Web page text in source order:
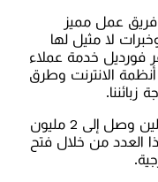
فريق عمل مميز
لا مثيل لها
فورديل خدمة عملاء
الانترنت وطرق
زبائننا.
نفخر في فورديل بأن عدد زبائننا المسجلين وصل إلى 2 مليون
العدد من خلال فتح